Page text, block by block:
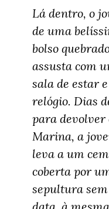
Lá dentro, o
de uma
bolso
assusta com
sala de estar
relógio. Dias
para devolver
Marina, a
leva a um
coberta por
sepultura